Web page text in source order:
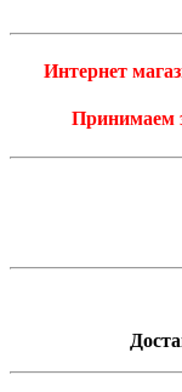
Интернет
Принимаем